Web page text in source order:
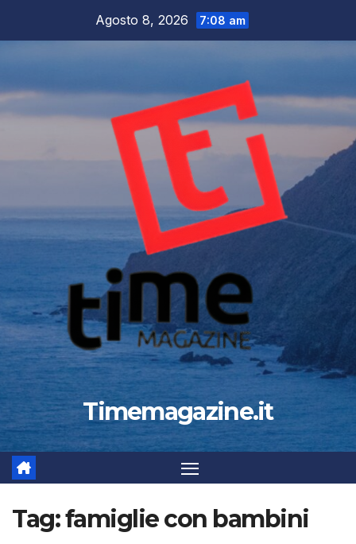
Agosto 8, 2026 7:08 am
Timemagazine.it
Tag:famiglie con bambini